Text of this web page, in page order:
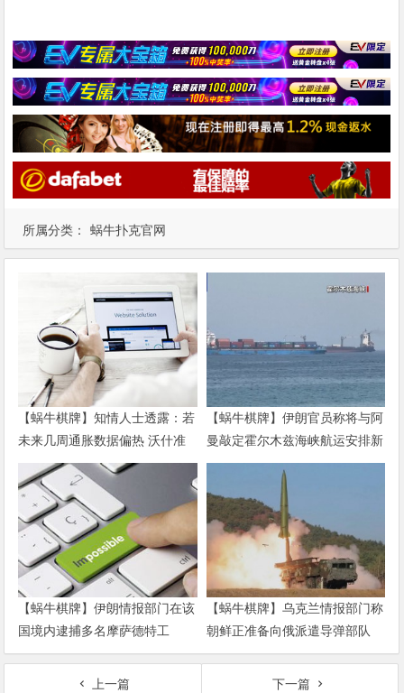
所属分类： 蜗牛扑克官网
【蜗牛棋牌】知情人士透露：若
未来几周通胀数据偏热 沃什准
备好加息
【蜗牛棋牌】伊朗官员称将与阿
曼敲定霍尔木兹海峡航运安排新
协议
【蜗牛棋牌】伊朗情报部门在该
国境内逮捕多名摩萨德特工
【蜗牛棋牌】乌克兰情报部门称
朝鲜正准备向俄派遣导弹部队
上一篇 下一篇